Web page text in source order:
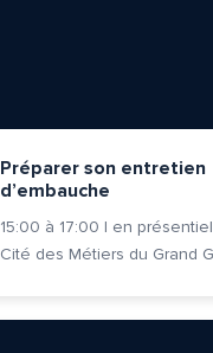
Préparer son entretien
d’embauche
15:00 à 17:00 | en présentiel